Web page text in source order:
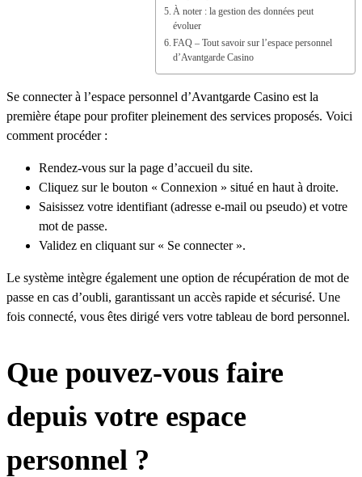
À noter : la gestion des données peut
évoluer
FAQ – Tout savoir sur l’espace personnel
d’Avantgarde Casino
Se connecter à l’espace personnel d’Avantgarde Casino est la
première étape pour profiter pleinement des services proposés. Voici
comment procéder :
Rendez-vous sur la page d’accueil du site.
Cliquez sur le bouton « Connexion » situé en haut à droite.
Saisissez votre identifiant (adresse e-mail ou pseudo) et votre
mot de passe.
Validez en cliquant sur « Se connecter ».
Le système intègre également une option de récupération de mot de
passe en cas d’oubli, garantissant un accès rapide et sécurisé. Une
fois connecté, vous êtes dirigé vers votre tableau de bord personnel.
Que pouvez-vous faire
depuis votre espace
personnel ?